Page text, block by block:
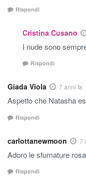
Rispondi
Cristina Cusano
I nude sono
Rispondi
Giada Viola 7 anni fa
Aspetto che Natasha
Rispondi
carlottanewmoon 7
Adoro le sfumature
Rispondi